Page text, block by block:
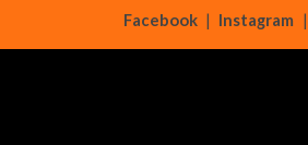
Facebook | Instagram |